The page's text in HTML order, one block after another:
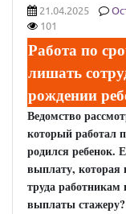
21.04.2025
101
Работа по
лишать
рождении
Ведомство
который работал
родился ребенок.
выплату, которая
труда
выплаты стажеру?